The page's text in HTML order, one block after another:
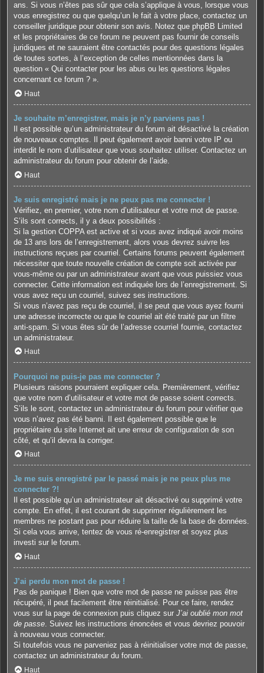
ans. Si vous n’êtes pas sûr que cela s’applique à vous, lorsque vous
vous enregistrez ou que quelqu’un le fait à votre place, contactez un
conseiller juridique pour obtenir son avis. Notez que phpBB Limited
et les propriétaires de ce forum ne peuvent pas fournir de conseils
juridiques et ne sauraient être contactés pour des questions légales
de toutes sortes, à l’exception de celles mentionnées dans la
question « Qui contacter pour les abus ou les questions légales
concernant ce forum ? ».
Haut
Je souhaite m’enregistrer, mais je n’y parviens pas !
Il est possible qu’un administrateur du forum ait désactivé la création
de nouveaux comptes. Il peut également avoir banni votre IP ou
interdit le nom d’utilisateur que vous souhaitez utiliser. Contactez un
administrateur du forum pour obtenir de l’aide.
Haut
Je suis enregistré mais je ne peux pas me connecter !
Vérifiez, en premier, votre nom d’utilisateur et votre mot de passe.
S’ils sont corrects, il y a deux possibilités :
Si la gestion COPPA est active et si vous avez indiqué avoir moins
de 13 ans lors de l’enregistrement, alors vous devrez suivre les
instructions reçues par courriel. Certains forums peuvent également
nécessiter que toute nouvelle création de compte soit activée par
vous-même ou par un administrateur avant que vous puissiez vous
connecter. Cette information est indiquée lors de l’enregistrement. Si
vous avez reçu un courriel, suivez ses instructions.
Si vous n’avez pas reçu de courriel, il se peut que vous ayez fourni
une adresse incorrecte ou que le courriel ait été traité par un filtre
anti-spam. Si vous êtes sûr de l’adresse courriel fournie, contactez
un administrateur.
Haut
Pourquoi ne puis-je pas me connecter ?
Plusieurs raisons pourraient expliquer cela. Premièrement, vérifiez
que votre nom d’utilisateur et votre mot de passe soient corrects.
S’ils le sont, contactez un administrateur du forum pour vérifier que
vous n’avez pas été banni. Il est également possible que le
propriétaire du site Internet ait une erreur de configuration de son
côté, et qu’il devra la corriger.
Haut
Je me suis enregistré par le passé mais je ne peux plus me
connecter ?!
Il est possible qu’un administrateur ait désactivé ou supprimé votre
compte. En effet, il est courant de supprimer régulièrement les
membres ne postant pas pour réduire la taille de la base de données.
Si cela vous arrive, tentez de vous ré-enregistrer et soyez plus
investi sur le forum.
Haut
J’ai perdu mon mot de passe !
Pas de panique ! Bien que votre mot de passe ne puisse pas être
récupéré, il peut facilement être réinitialisé. Pour ce faire, rendez
vous sur la page de connexion puis cliquez sur J’ai oublié mon mot
de passe. Suivez les instructions énoncées et vous devriez pouvoir
à nouveau vous connecter.
Si toutefois vous ne parveniez pas à réinitialiser votre mot de passe,
contactez un administrateur du forum.
Haut